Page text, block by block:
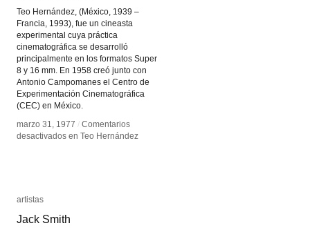
Teo Hernández, (México, 1939 –
Francia, 1993), fue un cineasta
experimental cuya práctica
cinematográfica se desarrolló
principalmente en los formatos Super
8 y 16 mm. En 1958 creó junto con
Antonio Campomanes el Centro de
Experimentación Cinematográfica
(CEC) en México.
marzo 31, 1977 / Comentarios
desactivados en Teo Hernández
marzo 31, 1977 / Comentarios
desactivados en Teo Hernández
artistas
Jack Smith
artistas
Jack Smith